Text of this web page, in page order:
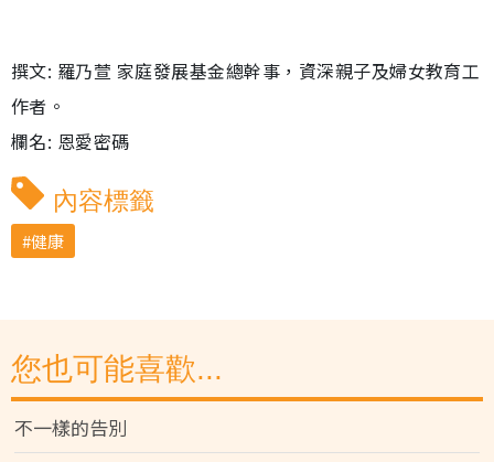
撰文: 羅乃萱 家庭發展基金總幹事，資深親子及婦女教育工
作者。
欄名: 恩愛密碼
內容標籤
健康
您也可能喜歡...
不一樣的告別